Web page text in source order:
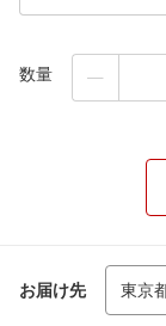
数量
お届け先